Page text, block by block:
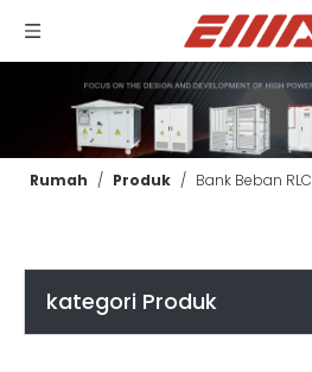
Rumah / Produk / Bank Beban RLC
kategori Produk